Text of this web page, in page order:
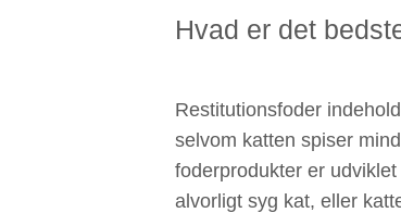
Hvad er det
Restitutionsfoder
selvom katten spiser
foderprodukter er
alvorligt syg kat, eller